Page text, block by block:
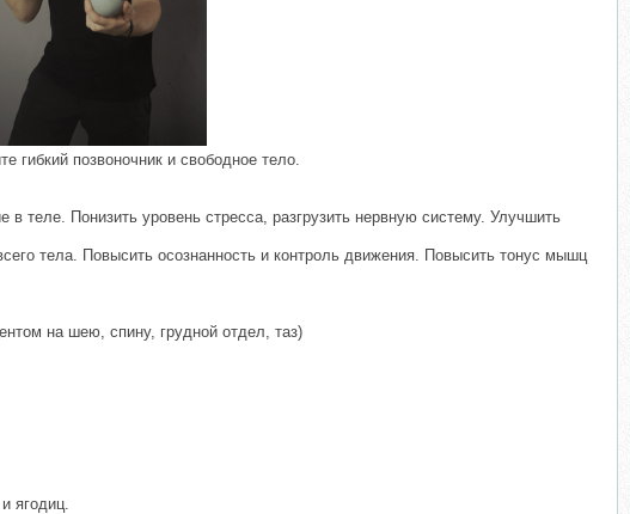
гибкий позвоночник и свободное тело.
теле. Понизить уровень стресса, разгрузить нервную систему. Улучшить
тела. Повысить осознанность и контроль движения. Повысить тонус мышц
на шею, спину, грудной отдел, таз)
ягодиц.